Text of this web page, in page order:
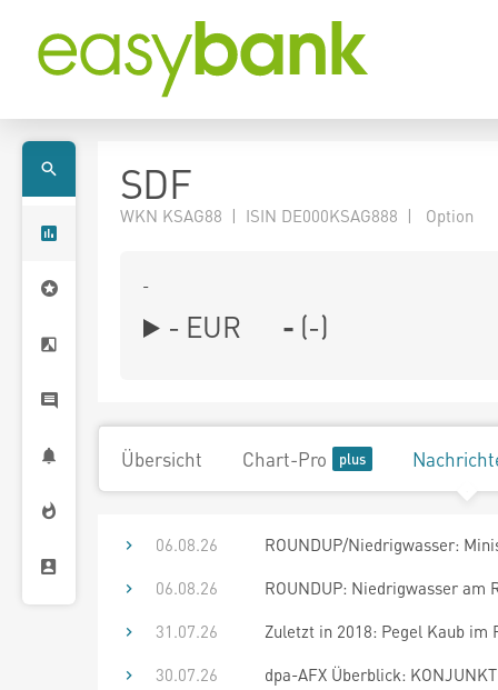
SDF
WKN KSAG88 | ISIN DE000KSAG888 | Option
-
- EUR - (-)
Übersicht Chart-Pro
06.08.26
ROUNDUP/Niedrigwasser:
06.08.26
ROUNDUP: Niedrigwasser
31.07.26
Zuletzt in 2018: Pegel Kaub
30.07.26
dpa-AFX Überblick: